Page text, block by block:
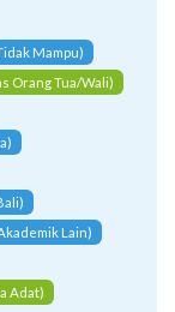
Mampu)
Orang Tua/Wali)
Lain)
Adat)